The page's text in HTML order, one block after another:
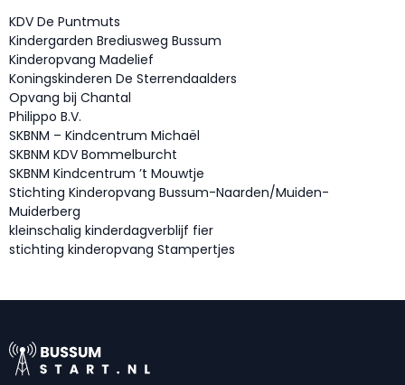
KDV De Puntmuts
Kindergarden Brediusweg Bussum
Kinderopvang Madelief
Koningskinderen De Sterrendaalders
Opvang bij Chantal
Philippo B.V.
SKBNM – Kindcentrum Michaël
SKBNM KDV Bommelburcht
SKBNM Kindcentrum ’t Mouwtje
Stichting Kinderopvang Bussum-Naarden/Muiden-
Muiderberg
kleinschalig kinderdagverblijf fier
stichting kinderopvang Stampertjes